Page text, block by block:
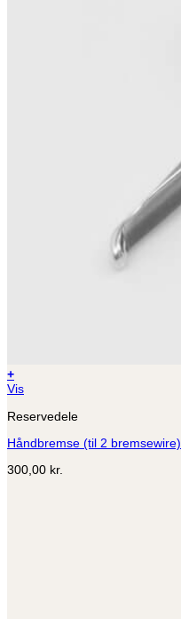
+
Vis
Reservedele
Håndbremse (til 2 bremsewire)
300,00 kr.